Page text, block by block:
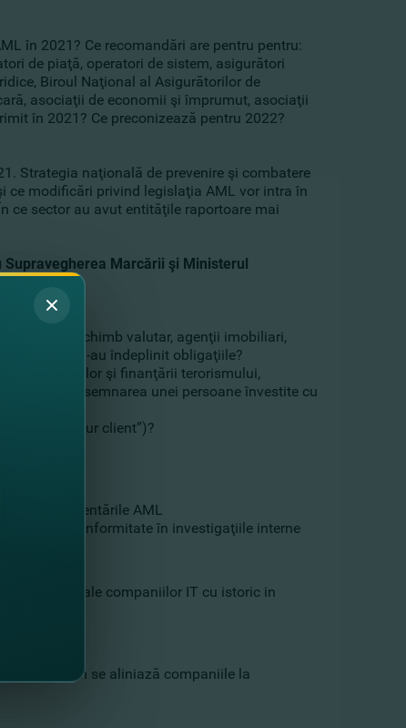
în 2021? Ce recomandări are pentru pentru:
de piaţă, operatori de sistem, asigurători
Biroul Naţional al Asigurătorilor de
asociaţii de economii şi împrumut, asociaţii
în 2021? Ce preconizează pentru 2022?
Strategia naţională de prevenire şi combatere
modificări privind legislaţia AML vor intra în
ce sector au avut entităţile raportoare mai
Supravegherea Marcării şi Ministerul
de schimb valutar, agenţii imobiliari,
condiţii, şi-au îndeplinit obligaţiile?
spălării banilor şi finanţării terorismului,
caz, desemnarea unei persoane învestite cu
(„know your client”)?
reglementările AML
de conformitate în investigaţiile interne
ale companiilor IT cu istoric in
Cum se aliniază companiile la